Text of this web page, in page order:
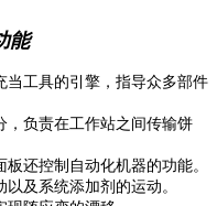
能
当工具的引擎，指导众多部件
，负责在工作站之间传输饼
还控制自动化机器的功能。
及系统添加剂的运动。